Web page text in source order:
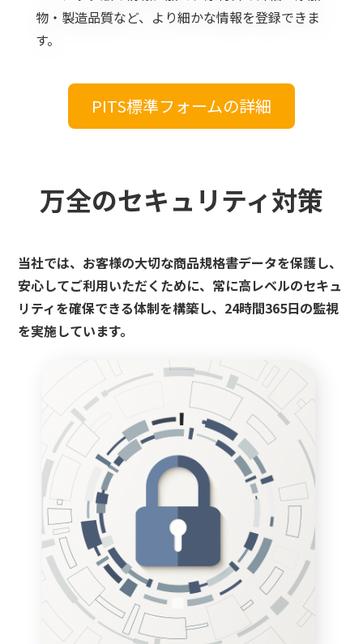
物・製造品質など、より細かな情報を登録できま
す。
PITS標準フォームの詳細
万全のセキュリティ対策
当社では、お客様の大切な商品規格書データを保護し、
安心してご利用いただくために、常に高レベルのセキュ
リティを確保できる体制を構築し、24時間365日の監視
を実施しています。